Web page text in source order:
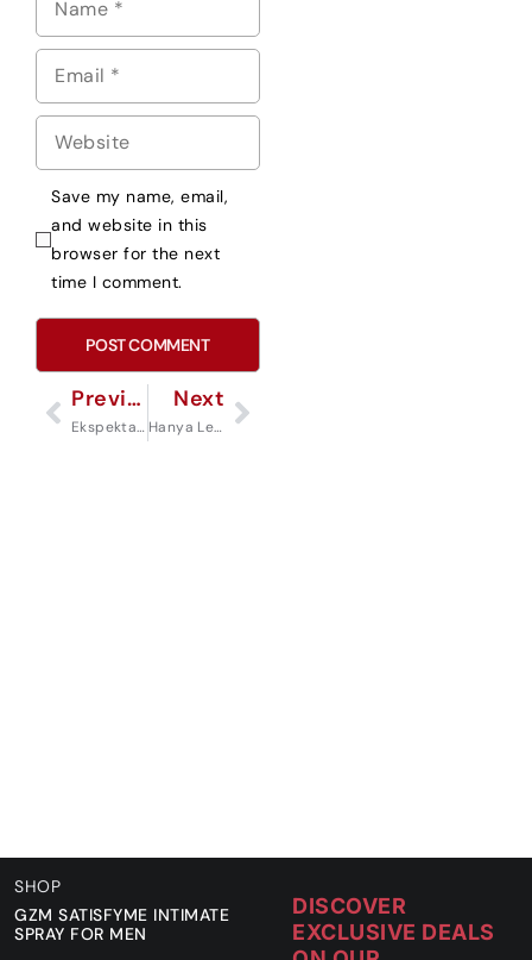
Save my name, email,
and website in this
browser for the next
time I comment.
Previous
Ekspektasi Seks Gak Sesuai? Ini Alasan Pentingnya Kecocokan Seksual!
Next
Hanya Lewat Aroma, Seseorang Bisa Jatuh Cinta
SHOP
GZM SATISFYME INTIMATE
SPRAY FOR MEN
DISCOVER
EXCLUSIVE DEALS